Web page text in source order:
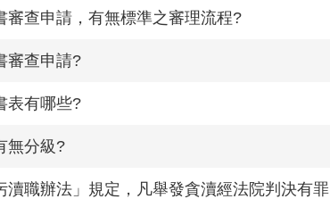
審查申請，有無標準之審理流程?
審查申請?
表有哪些?
無分級?
瀆職辦法」規定，凡舉發貪瀆經法院判決有罪